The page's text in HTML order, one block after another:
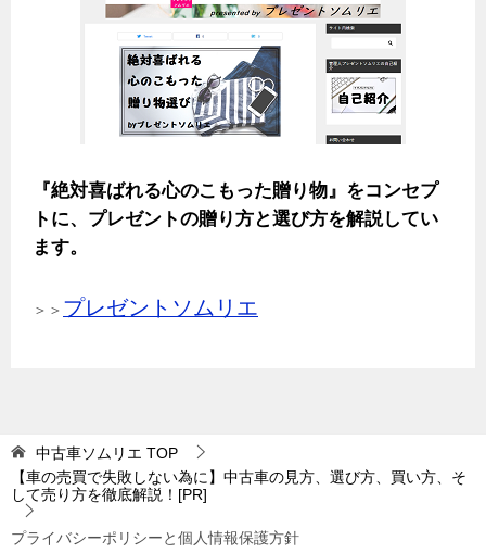
『絶対喜ばれる心のこもった贈り物』をコンセプ
トに、プレゼントの贈り方と選び方を解説してい
ます。
＞＞ プレゼントソムリエ
中古車ソムリエ TOP
【車の売買で失敗しない為に】中古車の見方、選び方、買い方、そ
して売り方を徹底解説！[PR]
プライバシーポリシーと個人情報保護方針